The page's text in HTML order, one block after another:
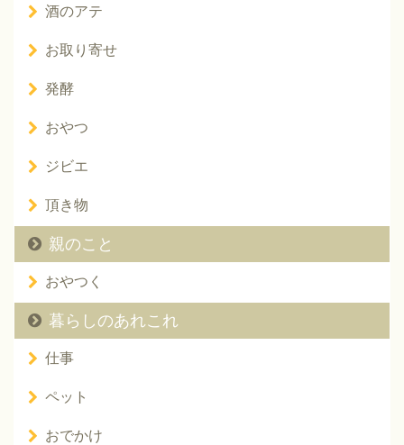
酒のアテ
お取り寄せ
発酵
おやつ
ジビエ
頂き物
親のこと
おやつく
暮らしのあれこれ
仕事
ペット
おでかけ